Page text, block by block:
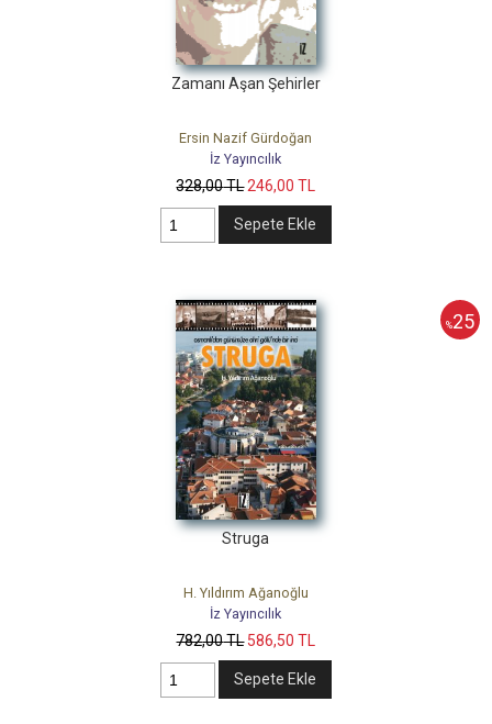
Zamanı Aşan Şehirler
Ersin Nazif Gürdoğan
İz Yayıncılık
328,00TL246,00 TL
Sepete Ekle
%25
Struga
H. Yıldırım Ağanoğlu
İz Yayıncılık
782,00TL 586,50 TL
Sepete Ekle